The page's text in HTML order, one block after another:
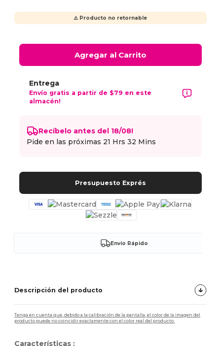
⚠️ Producto no retornable
Agregar al Carrito
Entrega
Envío gratis a partir de $79 en este
almacén!
Recíbelo antes del 18/08!
Pide en las próximas 21 Hrs 32 Mins
Presupuesto Exprés
Envío Rápido
Descripción del producto
Tenga en cuenta que, debido a la calibración de la pantalla, el color de la imagen del
producto puede no coincidir exactamente con el color real del producto.
Características :